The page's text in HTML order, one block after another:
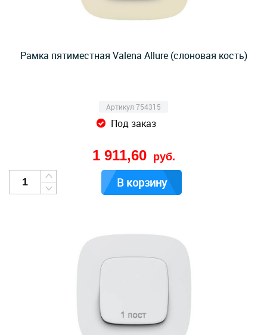
Рамка пятиместная Valena Allure (слоновая кость)
Артикул 754315
Под заказ
1 911,60 руб.
В корзину